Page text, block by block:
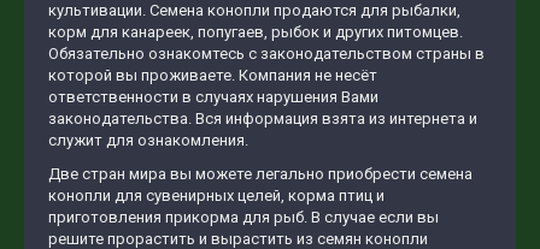
культивации. Семена конопли продаются для рыбалки,
корм для канареек, попугаев, рыбок и других питомцев.
Обязательно ознакомтесь с законодательством страны в
которой вы проживаете. Компания не несёт
ответственности в случаях нарушения Вами
законодательства. Вся информация взята из интернета и
служит для ознакомления.
Две стран мира вы можете легально приобрести семена
конопли для сувенирных целей, корма птиц и
приготовления прикорма для рыб. В случае если вы
решите прорастить и вырастить из семян конопли